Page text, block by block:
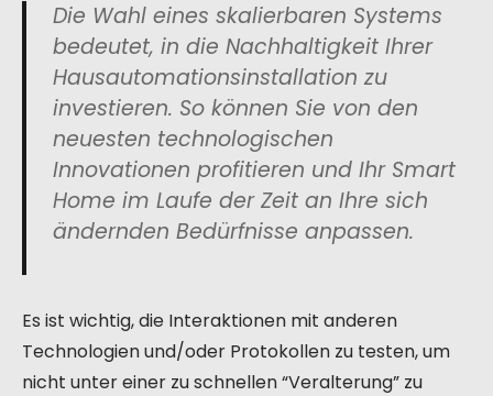
Die Wahl eines skalierbaren Systems
bedeutet, in die Nachhaltigkeit Ihrer
Hausautomationsinstallation zu
investieren. So können Sie von den
neuesten technologischen
Innovationen profitieren und Ihr Smart
Home im Laufe der Zeit an Ihre sich
ändernden Bedürfnisse anpassen.
Es ist wichtig, die Interaktionen mit anderen
Technologien und/oder Protokollen zu testen, um
nicht unter einer zu schnellen “Veralterung” zu